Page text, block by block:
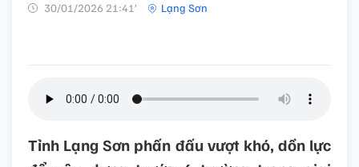
30/01/2026 21:41’ Lạng Sơn
Tỉnh Lạng Sơn phấn đấu vượt khó, dồn lực